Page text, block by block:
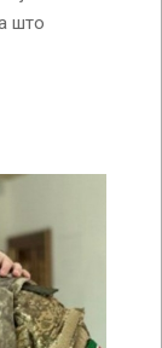
што